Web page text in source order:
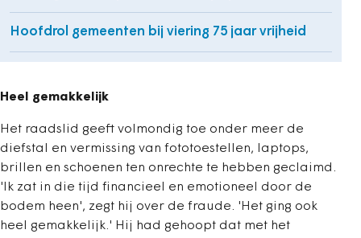
Hoofdrol gemeenten bij viering 75 jaar vrijheid
Heel gemakkelijk
Het raadslid geeft volmondig toe onder meer de
diefstal en vermissing van fototoestellen, laptops,
brillen en schoenen ten onrechte te hebben geclaimd.
'Ik zat in die tijd financieel en emotioneel door de
bodem heen', zegt hij over de fraude. 'Het ging ook
heel gemakkelijk.' Hij had gehoopt dat met het